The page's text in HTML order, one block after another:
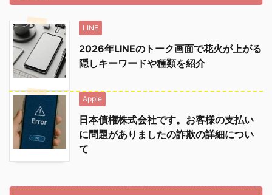
LINE
2026年LINEのトーク画面で花火が上がる
隠しキーワードや種類を紹介
Apple
日本債権株式会社です。お客様の支払い
に問題がありましたの詐欺の詳細につい
て